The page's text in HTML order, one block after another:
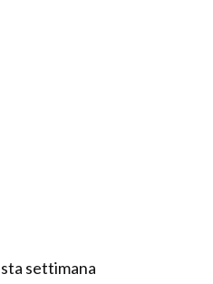
settimana